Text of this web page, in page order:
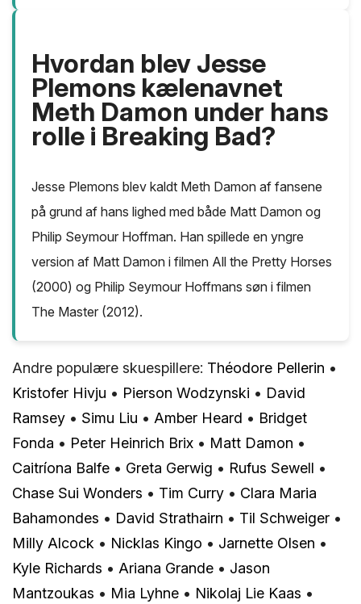
Hvordan blev Jesse
Plemons kælenavnet
Meth Damon under hans
rolle i Breaking Bad?
Jesse Plemons blev kaldt Meth Damon af fansene
på grund af hans lighed med både Matt Damon og
Philip Seymour Hoffman. Han spillede en yngre
version af Matt Damon i filmen All the Pretty Horses
(2000) og Philip Seymour Hoffmans søn i filmen
The Master (2012).
Andre populære skuespillere: Théodore Pellerin •
Kristofer Hivju • Pierson Wodzynski • David
Ramsey • Simu Liu • Amber Heard • Bridget
Fonda • Peter Heinrich Brix • Matt Damon •
Caitríona Balfe • Greta Gerwig • Rufus Sewell •
Chase Sui Wonders • Tim Curry • Clara Maria
Bahamondes • David Strathairn • Til Schweiger •
Milly Alcock • Nicklas Kingo • Jarnette Olsen •
Kyle Richards • Ariana Grande • Jason
Mantzoukas • Mia Lyhne • Nikolaj Lie Kaas •